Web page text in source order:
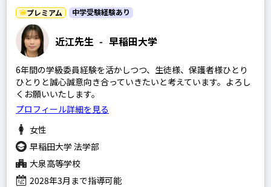
近江先生 - 早稲田大学
プレミアム 中学受験経験あり
6年間の学級委員経験を活かしつつ、生徒様、保護者様ひとり
ひとりと誠心誠意向き合っていきたいと考えています。よろし
くお願いいたします。
プロフィール詳細を見る
女性
早稲田大学 法学部
大泉高等学校
2028年3月まで指導可能